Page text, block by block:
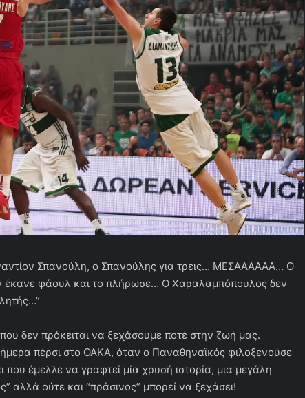
Σπανούλη, ο Σπανούλης για τρεις… ΜΕΣΑΑΑΑΑΑ… Ο
έκανε φάουλ και το πλήρωσε… Ο Χαραλαμπόπουλος δεν
δεν πρόκειται να ξεχάσουμε ποτέ στην ζωή μας.
πέρσι στο ΟΑΚΑ, όταν ο Παναθηναϊκός φιλοξενούσε
που έμελλε να γραφτεί μία χρυσή ιστορία, μια μεγάλη
αλλά ούτε και “πράσινος” μπορεί να ξεχάσει!